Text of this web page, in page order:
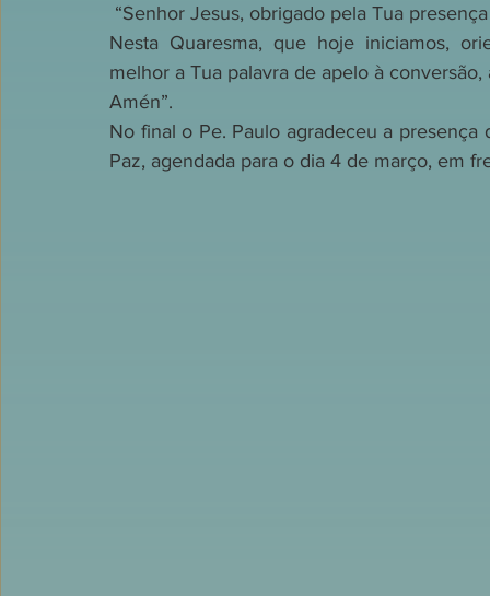
“Senhor Jesus, obrigado pela Tua
Nesta Quaresma, que hoje iniciamos,
melhor a Tua palavra de apelo à
Amén”.
No final o Pe. Paulo agradeceu a
Paz, agendada para o dia 4 de março, em